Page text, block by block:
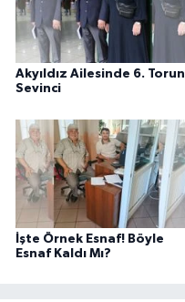
Akyıldız Ailesinde 6. Torun
Sevinci
İşte Örnek Esnaf! Böyle
Esnaf Kaldı Mı?